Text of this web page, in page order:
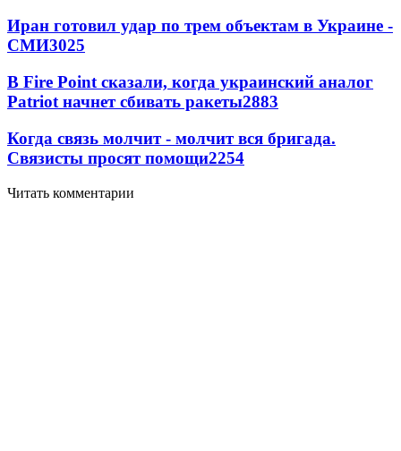
Иран готовил удар по трем объектам в Украине -
СМИ3025
В Fire Point сказали, когда украинский аналог
Patriot начнет сбивать ракеты2883
Когда связь молчит - молчит вся бригада.
Связисты просят помощи2254
Читать комментарии